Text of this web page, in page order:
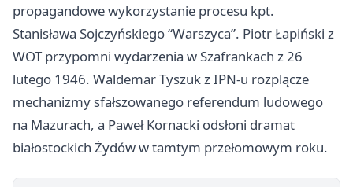
propagandowe wykorzystanie procesu kpt.
Stanisława Sojczyńskiego “Warszyca”. Piotr Łapiński z
WOT przypomni wydarzenia w Szafrankach z 26
lutego 1946. Waldemar Tyszuk z IPN-u rozplącze
mechanizmy sfałszowanego referendum ludowego
na Mazurach, a Paweł Kornacki odsłoni dramat
białostockich Żydów w tamtym przełomowym roku.